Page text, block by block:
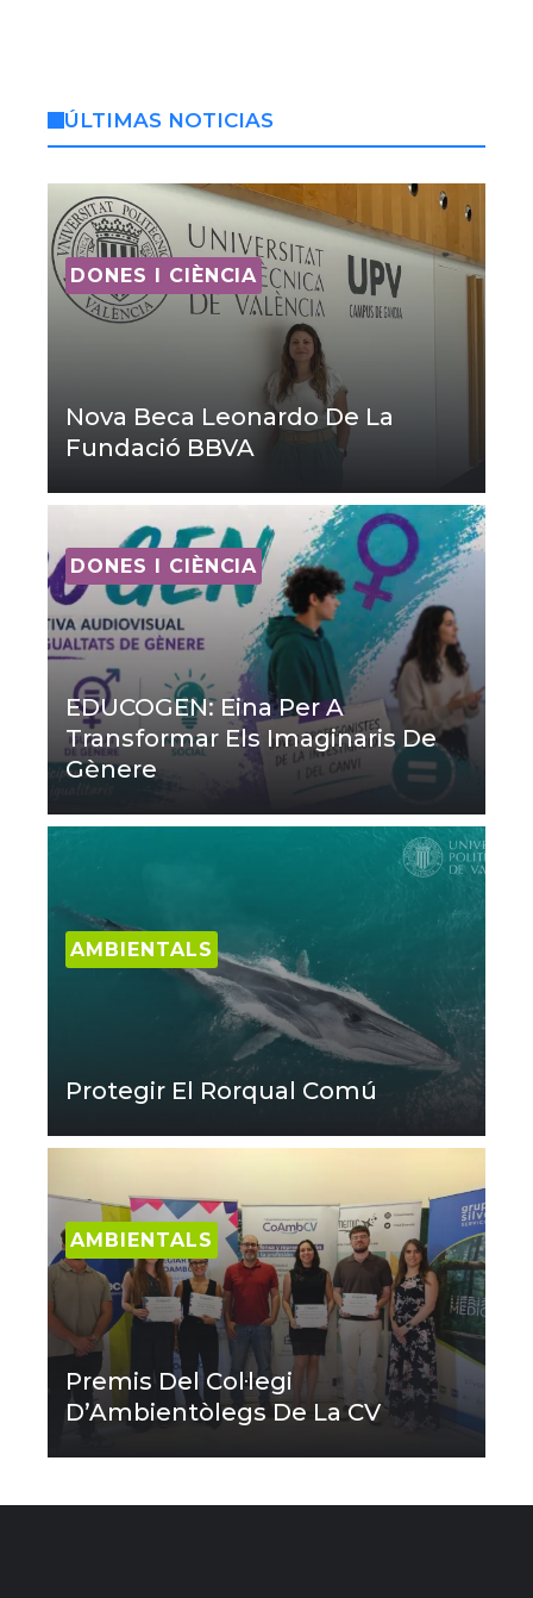
ÚLTIMAS NOTICIAS
DONES I CIÈNCIA
Nova Beca Leonardo De La
Fundació BBVA
DONES I CIÈNCIA
EDUCOGEN: Eina Per A
Transformar Els Imaginaris De
Gènere
AMBIENTALS
Protegir El Rorqual Comú
AMBIENTALS
Premis Del Col·legi
D’Ambientòlegs De La CV